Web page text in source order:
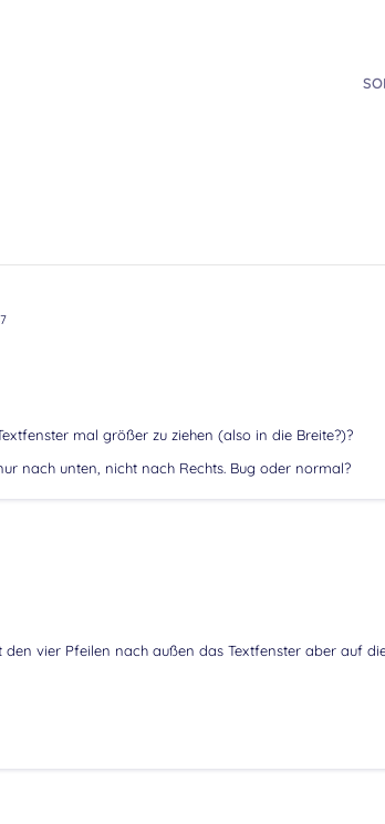
mal größer zu ziehen (also in die Breite?)?
nach unten, nicht nach Rechts. Bug oder normal?
vier Pfeilen nach außen das Textfenster aber auf